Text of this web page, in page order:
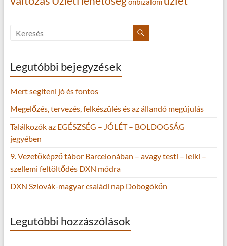
önbizalom
Legutóbbi bejegyzések
Mert segíteni jó és fontos
Megelőzés, tervezés, felkészülés és az állandó megújulás
Találkozók az EGÉSZSÉG – JÓLÉT – BOLDOGSÁG
jegyében
9. Vezetőképző tábor Barcelonában – avagy testi – lelki –
szellemi feltöltődés DXN módra
DXN Szlovák-magyar családi nap Dobogókőn
Legutóbbi hozzászólások